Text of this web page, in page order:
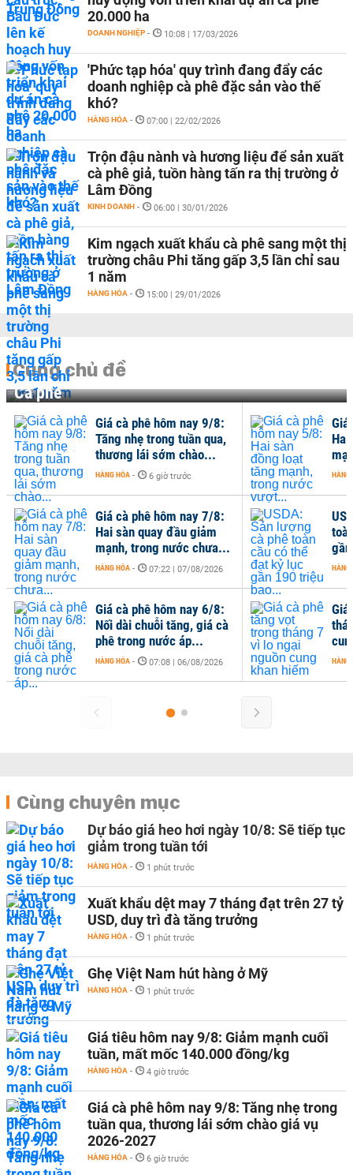
20.000 ha
DOANH NGHIỆP - 10:08 | 17/03/2026
'Phức tạp hóa' quy trình đang đẩy các
doanh nghiệp cà phê đặc sản vào thế
khó?
HÀNG HÓA - 07:00 | 22/02/2026
Trộn đậu nành và hương liệu để sản xuất
cà phê giả, tuồn hàng tấn ra thị trường ở
Lâm Đồng
KINH DOANH - 06:00 | 30/01/2026
Kim ngạch xuất khẩu cà phê sang một thị
trường châu Phi tăng gấp 3,5 lần chỉ sau
1 năm
HÀNG HÓA - 15:00 | 29/01/2026
Cùng chủ đề
Cà phê
Giá cà phê hôm nay 9/8:
Tăng nhẹ trong tuần qua,
thương lái sớm chào...
HÀNG HÓA - 6 giờ trước
Giá cà phê hôm nay 7/8:
Hai sàn quay đầu giảm
mạnh, trong nước chưa...
HÀNG HÓA - 07:22 | 07/08/2026
Giá cà phê hôm nay 6/8:
Nối dài chuỗi tăng, giá cà
phê trong nước áp...
HÀNG HÓA - 07:08 | 06/08/2026
HÀNG
HÀNG
HÀNG
Cùng chuyên mục
Dự báo giá heo hơi ngày 10/8: Sẽ tiếp tục
giảm trong tuần tới
HÀNG HÓA - 1 phút trước
Xuất khẩu dệt may 7 tháng đạt trên 27 tỷ
USD, duy trì đà tăng trưởng
HÀNG HÓA - 1 phút trước
Ghẹ Việt Nam hút hàng ở Mỹ
HÀNG HÓA - 1 phút trước
Giá tiêu hôm nay 9/8: Giảm mạnh cuối
tuần, mất mốc 140.000 đồng/kg
HÀNG HÓA - 4 giờ trước
Giá cà phê hôm nay 9/8: Tăng nhẹ trong
tuần qua, thương lái sớm chào giá vụ
2026-2027
HÀNG HÓA - 6 giờ trước